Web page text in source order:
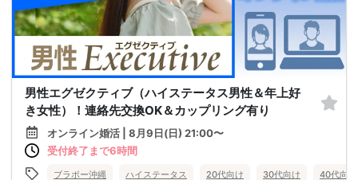
男性エグゼクティブ（ハイステータス男性＆年上好
き女性）！連絡先交換OK＆カップリング有り
オンライン婚活 | 8月9日(日) 21:00〜
受付終了まで6時間
ブラボー沖縄 ハイステータス 20代向け 30代向け 40代向け